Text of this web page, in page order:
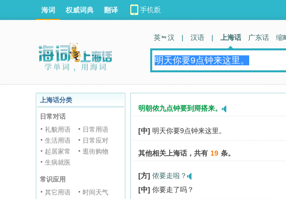
海词 权威词典 翻译
英 汉 | 汉语 | 上海话 广东话 缩
上海话分类
日常对话
礼貌用语
日常用语
生活用语
日常应对
起居家常
逛街购物
生病就医
常识应用
其它用语
时间天气
明朝侬九点钟要到搿搭来。
[中] 明天你要9点钟来这里。
其他相关上海话，共有 19 条。
[方] 侬要走啦？
[中] 你要走了吗？